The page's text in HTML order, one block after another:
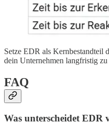
Setze EDR als Kernbestandteil
dein Unternehmen langfristig zu
FAQ
Was unterscheidet EDR